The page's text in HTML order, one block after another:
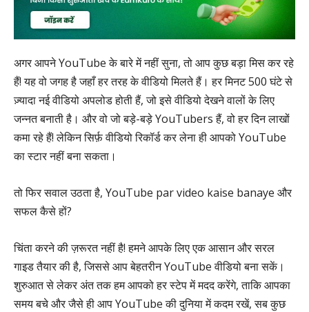
अगर आपने YouTube के बारे में नहीं सुना, तो आप कुछ बड़ा मिस कर रहे
हैं! यह वो जगह है जहाँ हर तरह के वीडियो मिलते हैं। हर मिनट 500 घंटे से
ज़्यादा नई वीडियो अपलोड होती हैं, जो इसे वीडियो देखने वालों के लिए
जन्नत बनाती है। और वो जो बड़े-बड़े YouTubers हैं, वो हर दिन लाखों
कमा रहे हैं! लेकिन सिर्फ़ वीडियो रिकॉर्ड कर लेना ही आपको YouTube
का स्टार नहीं बना सकता।
तो फिर सवाल उठता है, YouTube par video kaise banaye और
सफल कैसे हों?
चिंता करने की ज़रूरत नहीं है! हमने आपके लिए एक आसान और सरल
गाइड तैयार की है, जिससे आप बेहतरीन YouTube वीडियो बना सकें।
शुरुआत से लेकर अंत तक हम आपको हर स्टेप में मदद करेंगे, ताकि आपका
समय बचे और जैसे ही आप YouTube की दुनिया में कदम रखें, सब कुछ